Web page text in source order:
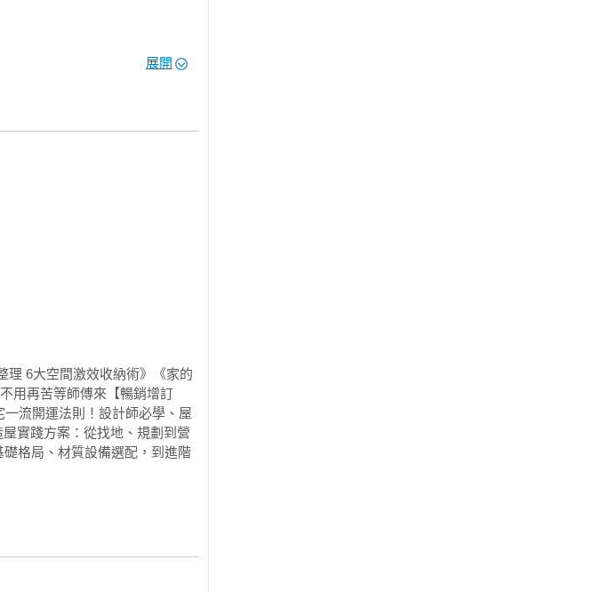
展開
理 6大空間激效收納術》《家的
用再苦等師傅來【暢銷增訂
流開運法則！設計師必學、屋
實踐方案：從找地、規劃到營
格局、材質設備選配，到進階